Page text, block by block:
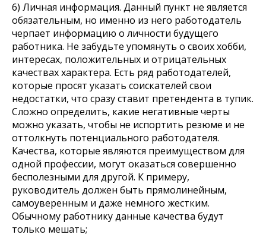
6) Личная информация. Данный пункт не является
обязательным, но именно из него работодатель
черпает информацию о личности будущего
работника. Не забудьте упомянуть о своих хобби,
интересах, положительных и отрицательных
качествах характера. Есть ряд работодателей,
которые просят указать соискателей свои
недостатки, что сразу ставит претендента в тупик.
Сложно определить, какие негативные черты
можно указать, чтобы не испортить резюме и не
оттолкнуть потенциального работодателя.
Качества, которые являются преимуществом для
одной профессии, могут оказаться совершенно
бесполезными для другой. К примеру,
руководитель должен быть прямолинейным,
самоуверенным и даже немного жестким.
Обычному работнику данные качества будут
только мешать;